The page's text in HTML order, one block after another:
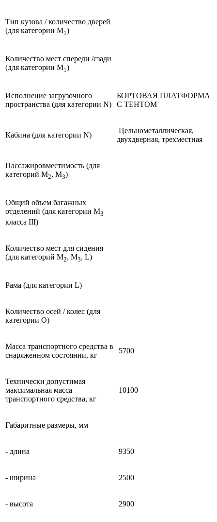
Тип кузова / количество дверей
(для категории М1)
Количество мест спереди /сзади
(для категории М1)
Исполнение загрузочного
пространства (для категории N)
БОРТОВАЯ ПЛАТФОРМА
С ТЕНТОМ
Кабина (для категории N)
Цельнометаллическая,
двухдверная, трехместная
Пассажировместимость (для
категорий М2, М3)
Общий объем багажных
отделений (для категории М3
класса III)
Количество мест для сидения
(для категорий М2, М3, L)
Рама (для категории L)
Количество осей / колес (для
категории О)
Масса транспортного средства в
снаряженном состоянии, кг
5700
Технически допустимая
максимальная масса
транспортного средства, кг
10100
Габаритные размеры, мм
- длина 9350
- ширина 2500
- высота 2900